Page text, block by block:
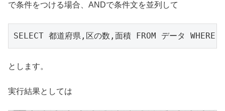
で条件をつける場合、ANDで条件文を並列して
とします。
実行結果としては